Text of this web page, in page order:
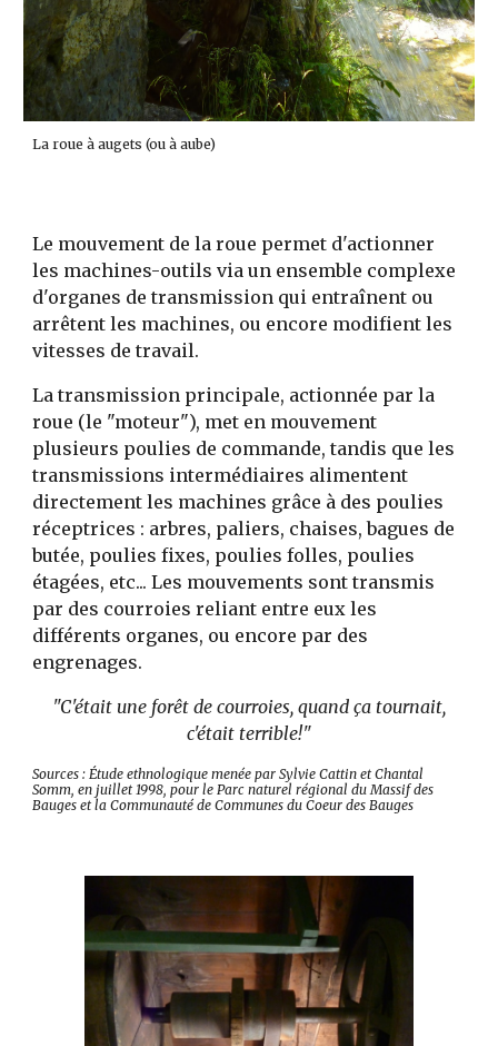
La roue à augets (ou à aube)
Le mouvement de la roue permet d'actionner
les machines-outils via un ensemble complexe
d'organes de transmission qui entraînent ou
arrêtent les machines, ou encore modifient les
vitesses de travail.
La transmission principale, actionnée par la
roue (le "moteur"), met en mouvement
plusieurs poulies de commande, tandis que les
transmissions intermédiaires alimentent
directement les machines grâce à des poulies
réceptrices : arbres, paliers, chaises, bagues de
butée, poulies fixes, poulies folles, poulies
étagées, etc... Les mouvements sont transmis
par des courroies reliant entre eux les
différents organes, ou encore par des
engrenages.
"C'était une forêt de courroies, quand ça tournait,
c'était terrible!"
Sources : Étude ethnologique menée par Sylvie Cattin et Chantal
Somm, en juillet 1998, pour le Parc naturel régional du Massif des
Bauges et la Communauté de Communes du Coeur des Bauges